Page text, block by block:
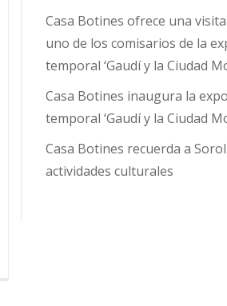
Casa Botines ofrece una
uno de los comisarios de la
temporal ‘Gaudí y la Ciudad
Casa Botines inaugura la
temporal ‘Gaudí y la Ciudad
Casa Botines recuerda a
actividades culturales